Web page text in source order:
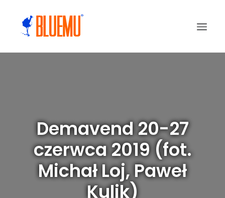
Demavend 20-27
czerwca 2019 (fot.
Michał Loj, Paweł
Kulik)